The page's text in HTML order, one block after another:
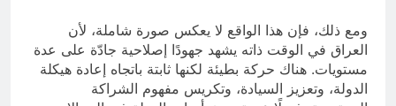
ومع ذلك، فإن هذا الواقع لا يعكس صورة شاملة، لأن
العراق في الوقت ذاته يشهد جهودًا إصلاحية جادّة على عدة
مستويات. هناك حركة بطيئة لكنها ثابتة باتجاه إعادة هيكلة
الدولة، وتعزيز السيادة، وتكريس مفهوم الشراكة